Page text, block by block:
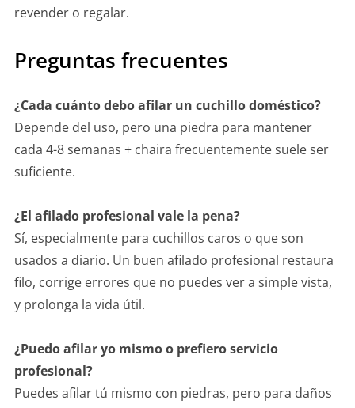
revender o regalar.
Preguntas frecuentes
¿Cada cuánto debo afilar un cuchillo doméstico?
Depende del uso, pero una piedra para mantener
cada 4-8 semanas + chaira frecuentemente suele ser
suficiente.
¿El afilado profesional vale la pena?
Sí, especialmente para cuchillos caros o que son
usados a diario. Un buen afilado profesional restaura
filo, corrige errores que no puedes ver a simple vista,
y prolonga la vida útil.
¿Puedo afilar yo mismo o prefiero servicio
profesional?
Puedes afilar tú mismo con piedras, pero para daños